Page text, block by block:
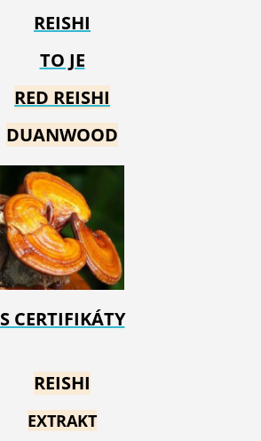
REISHI
TO JE
RED REISHI
DUANWOOD
S CERTIFIKÁTY
REISHI
EXTRAKT